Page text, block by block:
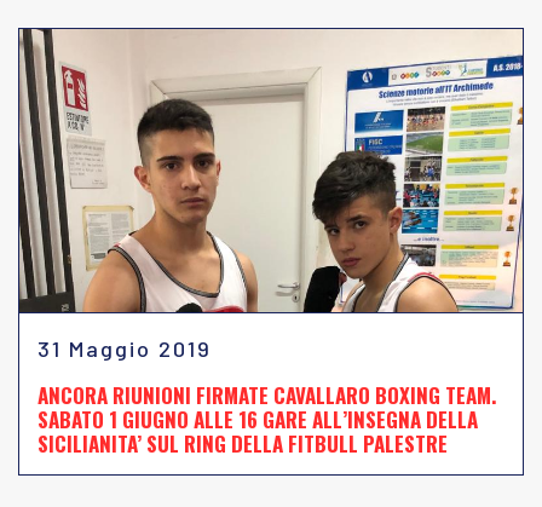
31 Maggio 2019
ANCORA RIUNIONI FIRMATE CAVALLARO BOXING TEAM.
SABATO 1 GIUGNO ALLE 16 GARE ALL’INSEGNA DELLA
SICILIANITA’ SUL RING DELLA FITBULL PALESTRE